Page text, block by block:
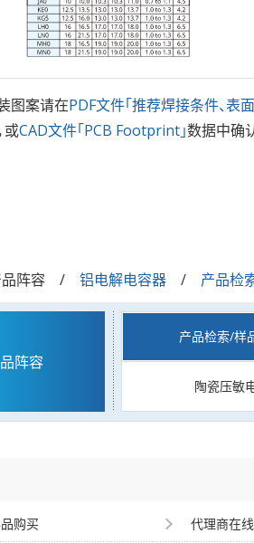
图案请在PDF文件「推荐焊接条件、表
或CAD文件「PCB Footprint」数据中确
阵容 铝电解电容器 产品检
阵容
产品检索/样
陶瓷压敏
购买 代理商在